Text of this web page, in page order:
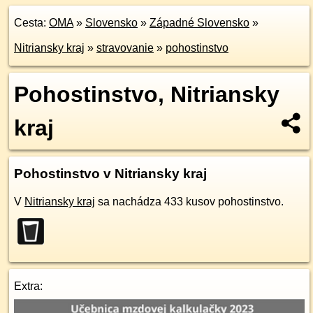
Cesta: OMA» Slovensko » Západné Slovensko »
Nitriansky kraj » stravovanie » pohostinstvo
Pohostinstvo, Nitriansky
kraj
Pohostinstvo v Nitriansky kraj
V Nitriansky kraj sa nachádza 433 kusov pohostinstvo.
Extra: